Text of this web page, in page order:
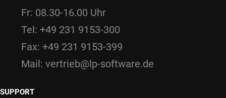
Fr: 08.30-16.00 Uhr
Tel: +49 231 9153-300
Fax: +49 231 9153-399
Mail: vertrieb@lp-software.de
SUPPORT